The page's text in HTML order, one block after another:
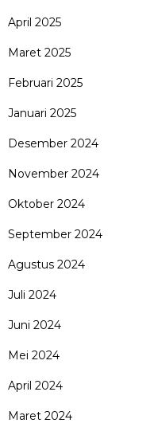
April 2025
Maret 2025
Februari 2025
Januari 2025
Desember 2024
November 2024
Oktober 2024
September 2024
Agustus 2024
Juli 2024
Juni 2024
Mei 2024
April 2024
Maret 2024